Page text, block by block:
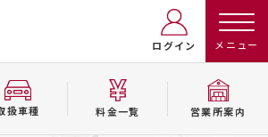
ログイン
扱⾞種 料⾦⼀覧 営業所案内